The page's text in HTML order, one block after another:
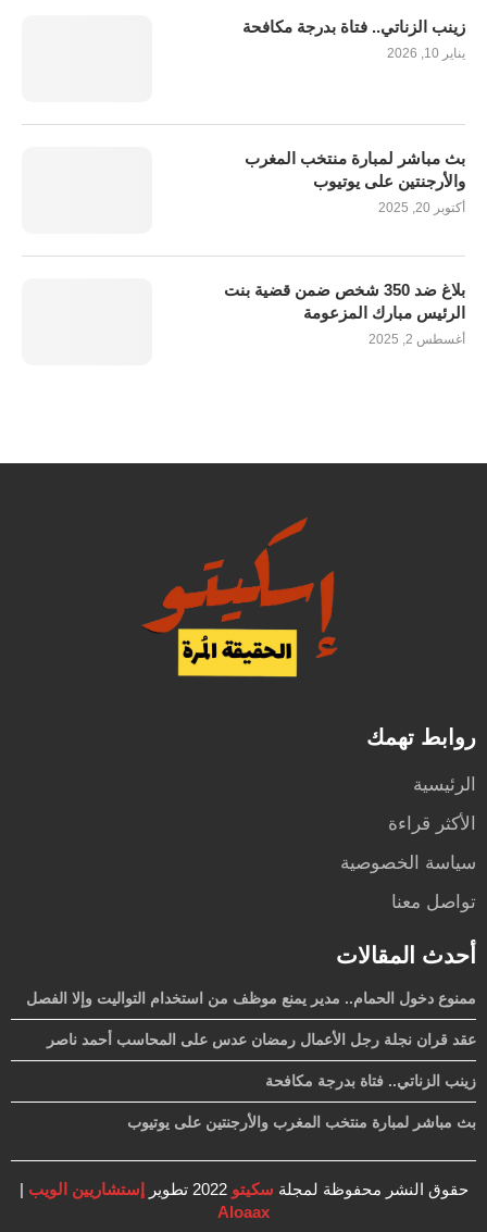
زينب الزناتي.. فتاة بدرجة مكافحة
يناير 10, 2026
بث مباشر لمبارة منتخب المغرب
والأرجنتين على يوتيوب
أكتوبر 20, 2025
بلاغ ضد 350 شخص ضمن قضية بنت
الرئيس مبارك المزعومة
أغسطس 2, 2025
روابط تهمك
الرئيسية
الأكثر قراءة
سياسة الخصوصية
تواصل معنا
أحدث المقالات
ممنوع دخول الحمام.. مدير يمنع موظف من استخدام التواليت وإلا الفصل
عقد قران نجلة رجل الأعمال رمضان عدس على المحاسب أحمد ناصر
زينب الزناتي.. فتاة بدرجة مكافحة
بث مباشر لمبارة منتخب المغرب والأرجنتين على يوتيوب
حقوق النشر محفوظة لمجلة سكيتو2022 تطوير إستشاريين الويب |
Aloaax